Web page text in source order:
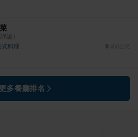
論）
式料理 450公尺
更多餐廳排名